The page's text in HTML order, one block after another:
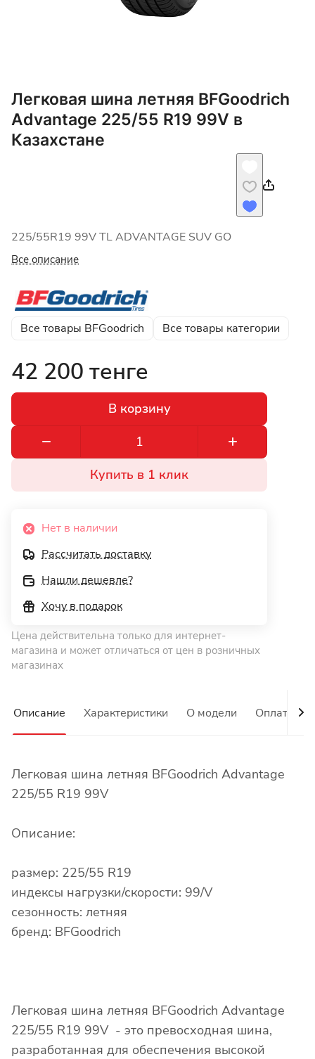
Легковая шина летняя BFGoodrich
Advantage 225/55 R19 99V в
Казахстане
225/55R19 99V TL ADVANTAGE SUV GO
Все описание
Все товары BFGoodrich Все товары категории
42 200 тенге
В корзину
Купить в 1 клик
Нет в наличии
Рассчитать доставку
Нашли дешевле?
Хочу в подарок
Цена действительна только для интернет-
магазина и может отличаться от цен в розничных
магазинах
Описание Характеристики О модели Оплата
Легковая шина летняя BFGoodrich Advantage
225/55 R19 99V
Описание:
размер: 225/55 R19
индексы нагрузки/скорости: 99/V
сезонность: летняя
бренд: BFGoodrich
Легковая шина летняя BFGoodrich Advantage
225/55 R19 99V - это превосходная шина,
разработанная для обеспечения высокой